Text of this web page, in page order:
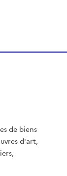
de biens
d'art,